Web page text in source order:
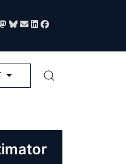
la tua lingua